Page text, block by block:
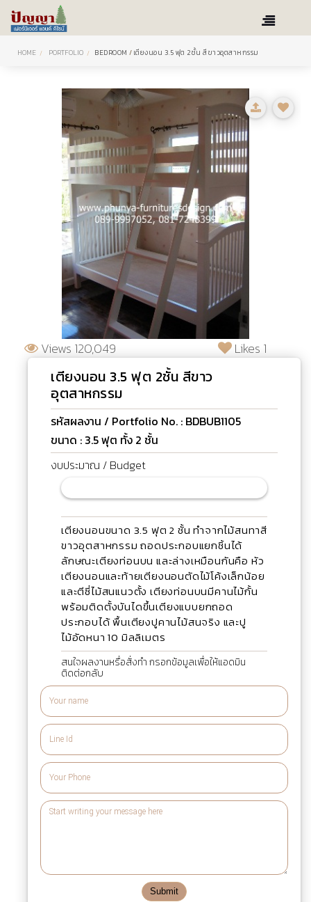
HOME PORTFOLIO BEDROOM / เตียงนอน 3.5 ฟุต 2ชั้น สีขาวอุตสาหกรรม
Views 120,049 Likes 1
เตียงนอน 3.5 ฟุต 2ชั้น สีขาว
อุตสาหกรรม
รหัสผลงาน / Portfolio No. : BDBUB1105
ขนาด : 3.5 ฟุต ทั้ง 2 ชั้น
งบประมาณ / Budget
เตียงนอนขนาด 3.5 ฟุต 2 ชั้น ทำจากไม้สนทาสี
ขาวอุตสาหกรรม ถอดประกอบแยกชิ้นได้
ลักษณะเตียงท่อนบน และล่างเหมือนกันคือ หัว
เตียงนอนและท้ายเตียงนอนตัดไม้โค้งเล็กน้อย
และตีซี่ไม้สนแนวตั้ง เตียงท่อนบนมีคานไม้กั้น
พร้อมติดตั้งบันไดขึ้นเตียงแบบยกถอด
ประกอบได้ พื้นเตียงปูคานไม้สนจริง และปู
ไม้อัดหนา 10 มิลลิเมตร
สนใจผลงานหรื่อสั่งทำ กรอกข้อมูลเพื่อให้แอดมิน
ติดต่อกลับ
Submit